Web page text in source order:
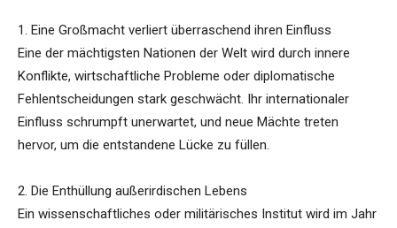
1. Eine Großmacht verliert überraschend ihren Einfluss
Eine der mächtigsten Nationen der Welt wird durch innere
Konflikte, wirtschaftliche Probleme oder diplomatische
Fehlentscheidungen stark geschwächt. Ihr internationaler
Einfluss schrumpft unerwartet, und neue Mächte treten
hervor, um die entstandene Lücke zu füllen.
2. Die Enthüllung außerirdischen Lebens
Ein wissenschaftliches oder militärisches Institut wird im Jahr